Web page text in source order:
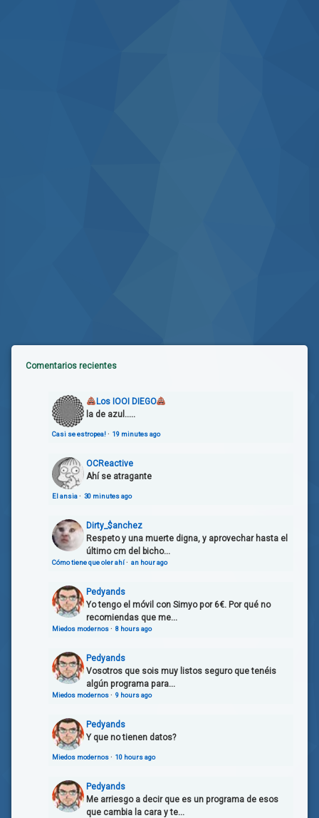
Comentarios recientes
Los IOOI DIEGO
la de azul.....
Casi se estropea!· 19 minutes ago
OCReactive
Ahí se atragante
El ansia· 30 minutes ago
Dirty_$anchez
Respeto y una muerte digna, y aprovechar hasta el
último cm del bicho...
Cómo tiene que oler ahí· an hour ago
Pedyands
Yo tengo el móvil con Simyo por 6€. Por qué no
recomiendas que me...
Miedos modernos· 8 hours ago
Pedyands
Vosotros que sois muy listos seguro que tenéis
algún programa para...
Miedos modernos· 9 hours ago
Pedyands
Y que no tienen datos?
Miedos modernos· 10 hours ago
Pedyands
Me arriesgo a decir que es un programa de esos
que cambia la cara y te...